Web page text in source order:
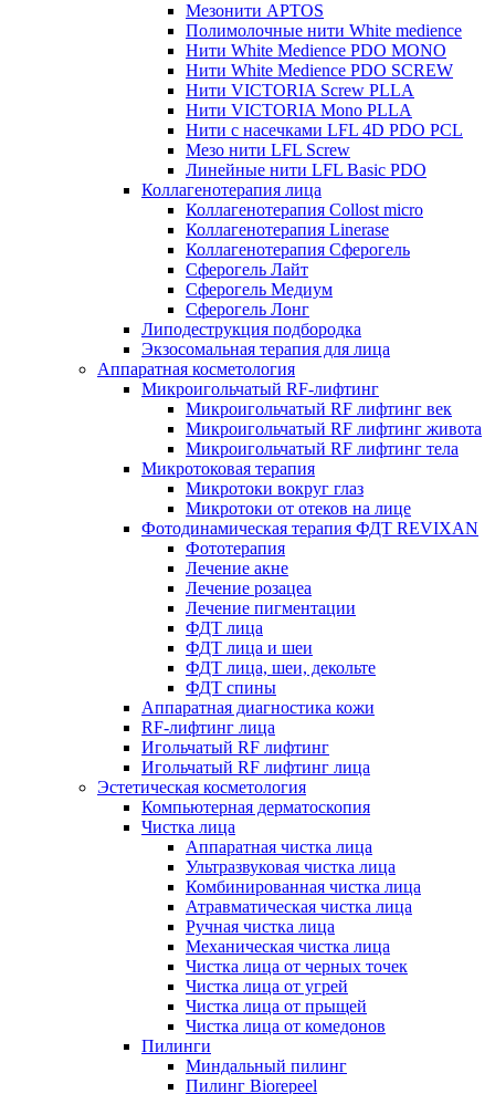
Мезонити APTOS
Полимолочные нити White medience
Нити White Medience PDO MONO
Нити White Medience PDO SCREW
Нити VICTORIA Screw PLLA
Нити VICTORIA Mono PLLA
Нити с насечками LFL 4D PDO PCL
Мезо нити LFL Screw
Линейные нити LFL Basic PDO
Коллагенотерапия лица
Коллагенотерапия Collost micro
Коллагенотерапия Linerase
Коллагенотерапия Сферогель
Сферогель Лайт
Сферогель Медиум
Сферогель Лонг
Липодеструкция подбородка
Экзосомальная терапия для лица
Аппаратная косметология
Микроигольчатый RF-лифтинг
Микроигольчатый RF лифтинг век
Микроигольчатый RF лифтинг живота
Микроигольчатый RF лифтинг тела
Микротоковая терапия
Микротоки вокруг глаз
Микротоки от отеков на лице
Фотодинамическая терапия ФДТ REVIXAN
Фототерапия
Лечение акне
Лечение розацеа
Лечение пигментации
ФДТ лица
ФДТ лица и шеи
ФДТ лица, шеи, декольте
ФДТ спины
Аппаратная диагностика кожи
RF-лифтинг лица
Игольчатый RF лифтинг
Игольчатый RF лифтинг лица
Эстетическая косметология
Компьютерная дерматоскопия
Чистка лица
Аппаратная чистка лица
Ультразвуковая чистка лица
Комбинированная чистка лица
Атравматическая чистка лица
Ручная чистка лица
Механическая чистка лица
Чистка лица от черных точек
Чистка лица от угрей
Чистка лица от прыщей
Чистка лица от комедонов
Пилинги
Миндальный пилинг
Пилинг Biorepeel